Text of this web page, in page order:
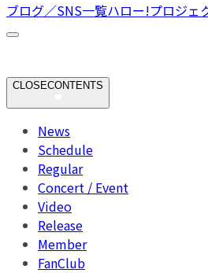
ブログ／SNS一覧ハロー!プロジェ
CLOSECONTENTS
News
Schedule
Regular
Concert / Event
Video
Release
Member
FanClub